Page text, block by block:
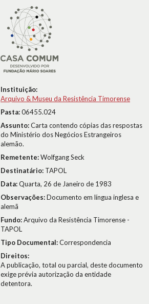
Instituição:
Arquivo & Museu da Resistência Timorense
Pasta:06455.024
Assunto:Carta contendo cópias das respostas
do Ministério dos Negócios Estrangeiros
alemão.
Remetente:Wolfgang Seck
Destinatário: TAPOL
Data:Quarta, 26 de Janeiro de 1983
Observações:Documento em língua inglesa e
alemã
Fundo:Arquivo da Resistência Timorense -
TAPOL
Tipo Documental:Correspondencia
Direitos:
A publicação, total ou parcial, deste documento
exige prévia autorização da entidade
detentora.